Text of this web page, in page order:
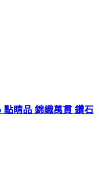
點睛品 錦織萬貫 鑽石